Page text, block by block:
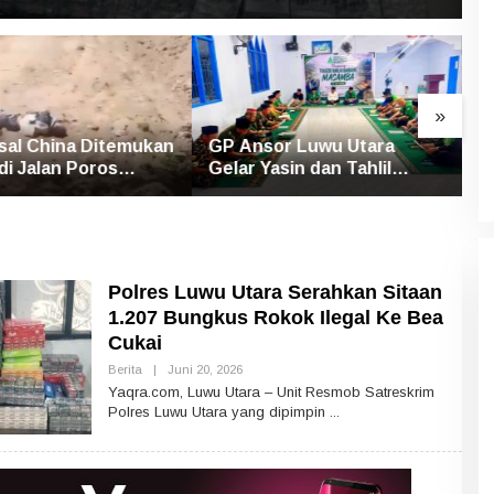
»
Luwu Utara
dan Tahlil
Korban
Proyek Irigasi Ujung Tanah
Diduga Abaikan Pedoman
Ditjen Pengairan, FK LSM-
Polres Luwu Utara Serahkan Sitaan
1.207 Bungkus Rokok Ilegal Ke Bea
Cukai
Berita | Juni 20, 2026O
E
H
Yaqra.com, Luwu Utara – Unit Resmob Satreskrim
Polres Luwu Utara yang dipimpin